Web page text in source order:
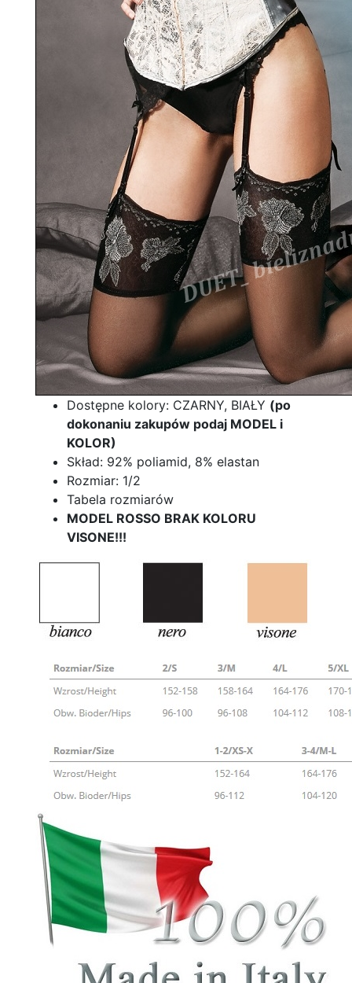
Dostępne kolory: CZARNY, BIAŁY (po
dokonaniu zakupów podaj MODEL i
KOLOR)
Skład: 92% poliamid, 8% elastan
Rozmiar: 1/2
Tabela rozmiarów
MODEL ROSSO BRAK KOLORU
VISONE!!!